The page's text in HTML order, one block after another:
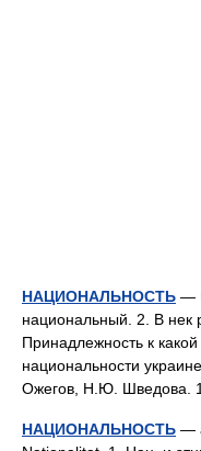
НАЦИОНАЛЬНОСТЬ —
национальный. 2. В нек
Принадлежность к
национальности
Ожегов, Н.Ю. Шведова.
НАЦИОНАЛЬНОСТЬ —